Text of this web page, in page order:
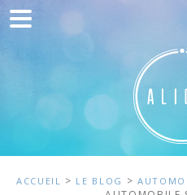
Accueil
Développement web
Acquisition de trafic
Clients
ACCUEIL > LE BLOG >